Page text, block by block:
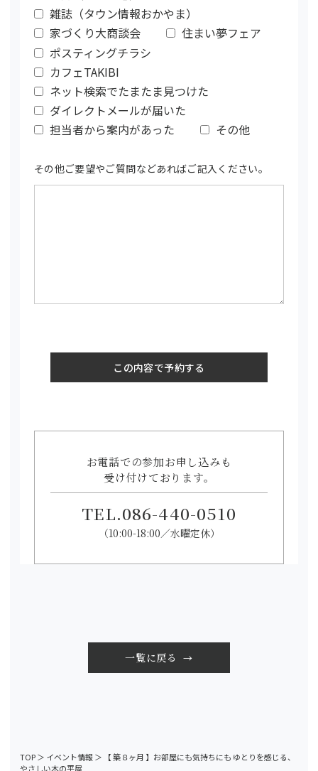
雑誌（タウン情報おかやま）
家づくり大商談会
住まい夢フェア
ポスティングチラシ
カフェTAKIBI
ネット検索でたまたま見つけた
ダイレクトメールが届いた
担当者から案内があった
その他
その他ご要望やご質問などあればご記入ください。
お電話での参加お申し込みも
受け付けております。
TEL.086-440-0510
（10:00-18:00／水曜定休）
一覧に戻る
TOP＞ イベント情報 ＞
【 築８ヶ月 】お部屋にも気持ちにも ゆとりを感じる、
やさしい木の平屋